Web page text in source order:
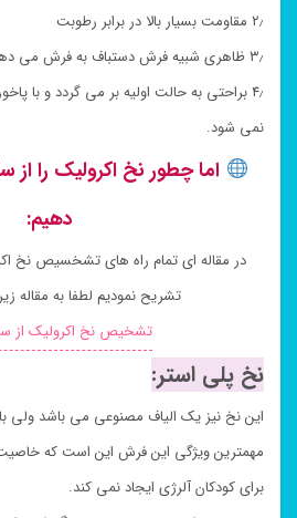
۲٫ مقاومت بسیار بالا در برابر رطوبت
۳٫ ظاهری شبیه فرش دستباف به فرش می دهد.
۴٫ براحتی به حالت اولیه بر می گردد و با
نمی شود.
اما چطور نخ اکرولیک را
دهیم:
در مقاله ای تمام راه های تشخسیص نخ
تشریح نمودیم لطفا به مقاله
تشخیص نخ اکرولیک از
نخ پلی استر:
این نخ نیز یک الیاف مصنوعی می باشد ولی
مهمترین ویژگی این فرش این است که
برای کودکان آلرژی ایجاد نمی کند.